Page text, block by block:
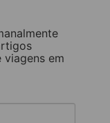
viagens em